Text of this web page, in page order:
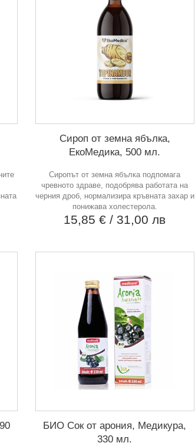
Сироп от земна ябълка,
ЕкоМедика, 500 мл.
Сиропът от земна ябълка подпомага
чревното здраве, подобрява работата на
черния дроб, нормализира кръвната захар и
понижава холестерола.
15,85 €/ 31,00 лв
БИО Сок от арония, Медикура,
330 мл.